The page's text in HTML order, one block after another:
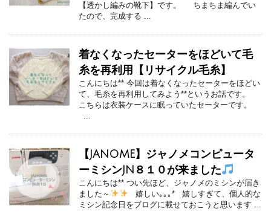
【透かし編みの靴下】です。 ちまちま編んでい
たので、完成する ...
着なくなったセーターをほどいて毛
糸を再利用【リサイクル毛糸】
こんにちは** 今回は着なくなったセーターをほどい
て、毛糸を再利用してみよう**というお話です。
こちらは衣装ケースに眠っていたセーターです。
...
【JANOME】ジャノメコンピュータ
ーミシンJN８１０が来ました
こんにちは** つい先ほど、ジャノメのミシンが届き
ました～
嬉しい｡｡｡* 嬉しすぎて、個人的な
ミシン記念日をブログに載せておこうと思います ...